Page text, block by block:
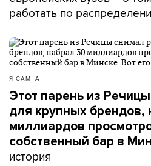
работать по
Я САМ_А
Этот парень из
для крупных брендов,
миллиардов
собственный бар в
история